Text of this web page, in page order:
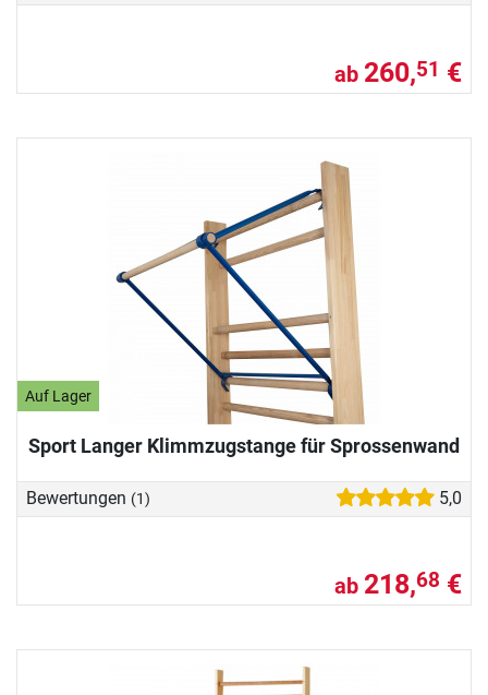
ab 260,51 €
Auf Lager
Sport Langer Klimmzugstange für Sprossenwand
Bewertungen (1) 5,0
ab 218,68 €